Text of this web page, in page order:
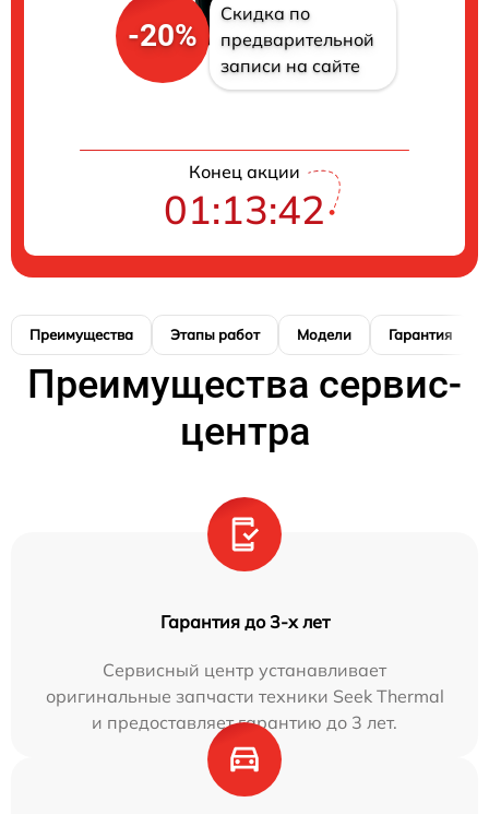
-20%
Скидка по
предварительной
записи на сайте
Конец акции
01:13:41
Преимущества Этапы работ Модели Гарантия
Преимущества сервис-
центра
Гарантия до 3-х лет
Сервисный центр устанавливает
оригинальные запчасти техники Seek Thermal
и предоставляет гарантию до 3 лет.